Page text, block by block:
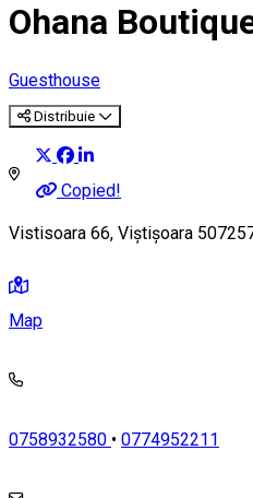
Ohana
Guesthouse
Distribuie
Copied!
Vistisoara 66, Viștișoara
Map
0758932580 • 0774952211